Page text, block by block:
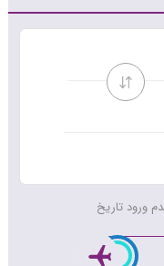
ورود تاریخ